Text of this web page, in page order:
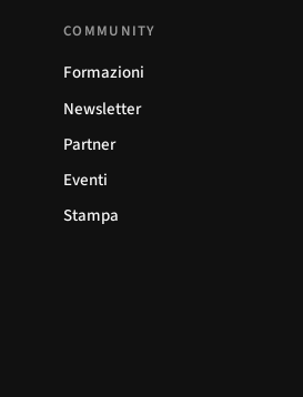
COMMUNITY
Formazioni
Newsletter
Partner
Eventi
Stampa